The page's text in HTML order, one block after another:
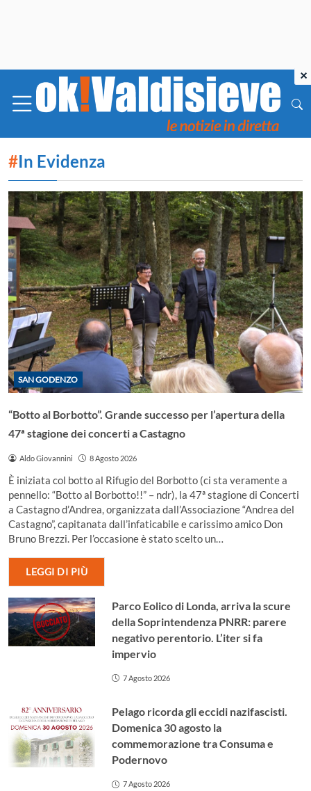
#In Evidenza
SAN GODENZO
“Botto al Borbotto”. Grande successo per l’apertura della
47ª stagione dei concerti a Castagno
Aldo Giovannini 8 Agosto 2026
È iniziata col botto al Rifugio del Borbotto (ci sta veramente a
pennello: “Botto al Borbotto!!” – ndr), la 47ª stagione di Concerti
a Castagno d’Andrea, organizzata dall’Associazione “Andrea del
Castagno”, capitanata dall’infaticabile e carissimo amico Don
Bruno Brezzi. Per l’occasione è stato scelto un…
LEGGI DI PIÙ
Parco Eolico di Londa, arriva la scure
della Soprintendenza PNRR: parere
negativo perentorio. L’iter si fa
impervio
7 Agosto 2026
Pelago ricorda gli eccidi nazifascisti.
Domenica 30 agosto la
commemorazione tra Consuma e
Podernovo
7 Agosto 2026
×